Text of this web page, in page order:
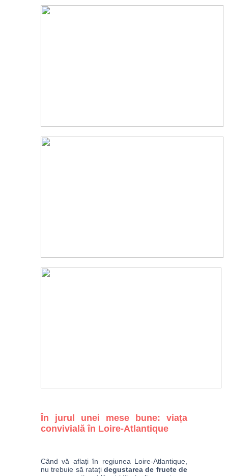
În jurul unei mese bune: viața
convivială în Loire-Atlantique
Când vă aflați în regiunea Loire-Atlantique,
nu trebuie să ratați degustarea de fructe de